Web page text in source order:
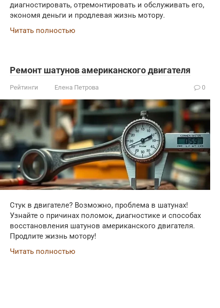
диагностировать, отремонтировать и обслуживать его,
экономя деньги и продлевая жизнь мотору.
Читать полностью
Ремонт шатунов американского двигателя
Рейтинги Елена Петрова 0
Стук в двигателе? Возможно, проблема в шатунах!
Узнайте о причинах поломок, диагностике и способах
восстановления шатунов американского двигателя.
Продлите жизнь мотору!
Читать полностью